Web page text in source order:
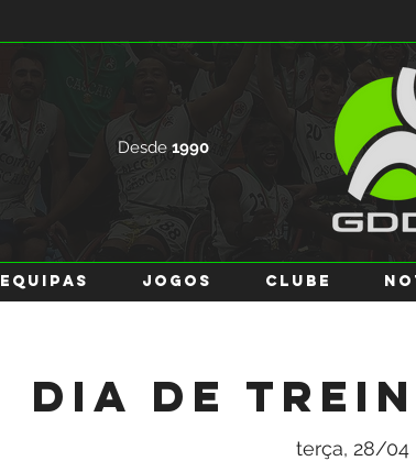
Desde 1990
EQUIPAS JOGOS CLUBE
Dia de
terça, 28/04